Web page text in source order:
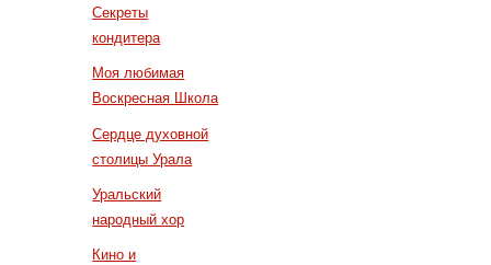
Секреты
кондитера
Моя любимая
Воскресная Школа
Сердце духовной
столицы Урала
Уральский
народный хор
Кино и